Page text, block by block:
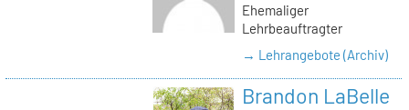
Ehemaliger
Lehrbeauftragter
→ Lehrangebote (Archiv)
Brandon LaBelle